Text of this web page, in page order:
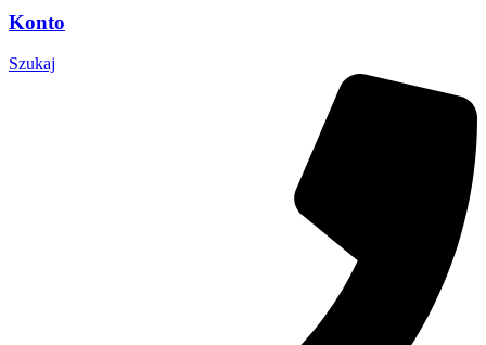
Konto
Szukaj